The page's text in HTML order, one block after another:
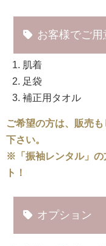
お客様でご
肌着
足袋
補正用タオル
ご希望の方は、販売
下さい。
※「振袖レンタル」の
ト！
オプション